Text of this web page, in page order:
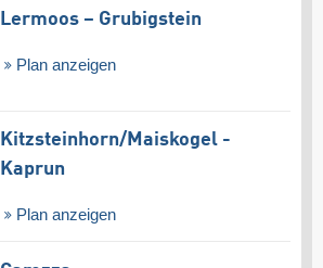
Lermoos – Grubigstein
Plan anzeigen
Kitzsteinhorn/​Maiskogel -
Kaprun
Plan anzeigen